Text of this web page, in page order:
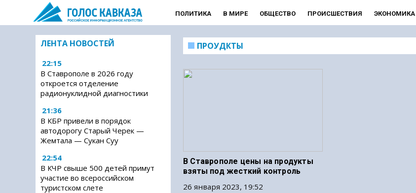
ПОЛИТИКА В МИРЕ ОБЩЕСТВО ПРОИСШЕСТВИЯ ЭКОНОМИКА
ЛЕНТА НОВОСТЕЙ
22:15
В Ставрополе в 2026 году
откроется отделение
радионуклидной диагностики
21:36
В КБР привели в порядок
автодорогу Старый Черек —
Жемтала — Сукан Суу
22:54
В КЧР свыше 500 детей примут
участие во всероссийском
туристском слете
ПРОУДКТЫ
В Ставрополе цены на продукты
взяты под жесткий контроль
26 января 2023, 19:52